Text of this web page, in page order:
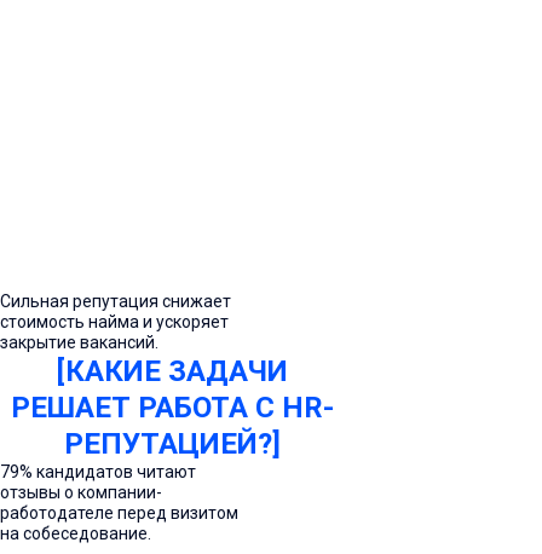
Сильная репутация снижает
стоимость найма и ускоряет
закрытие вакансий.
[КАКИЕ ЗАДАЧИ
РЕШАЕТ РАБОТА С HR-
РЕПУТАЦИЕЙ?]
79% кандидатов читают
отзывы о компании-
работодателе перед визитом
на собеседование.